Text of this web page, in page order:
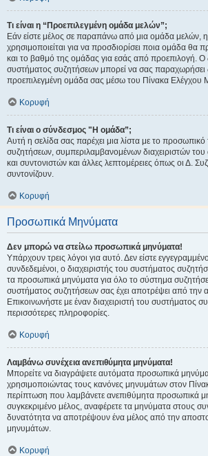
Τι είναι η “Προεπιλεγμένη ομάδα μελών”;
Εάν είστε μέλος σε παραπάνω από μια ομάδα μελών,
χρησιμοποιείται για να προσδιορίσει ποια ομάδα θα
και το βαθμό της ομάδας για εσάς από προεπιλογή. Ο
συστήματος συζητήσεων μπορεί να σας παραχωρήσει
προεπιλεγμένη ομάδα σας μέσω του Πίνακα Ελέγχου
Κορυφή
Τι είναι ο σύνδεσμος "Η ομάδα”;
Αυτή η σελίδα σας παρέχει μια λίστα με το
συζητήσεων, συμπεριλαμβανομένων διαχειριστών
και συντονιστών και άλλες λεπτομέρειες όπως οι Δ.
συντονίζουν.
Κορυφή
Προσωπικά Μηνύματα
Δεν μπορώ να στείλω προσωπικά μηνύματα!
Υπάρχουν τρεις λόγοι για αυτό. Δεν είστε
συνδεδεμένοι, ο διαχειριστής του συστήματος
τα προσωπικά μηνύματα για όλο το σύστημα
συστήματος συζητήσεων σας έχει αποτρέψει από
Επικοινωνήστε με έναν διαχειριστή του συστήματος
περισσότερες πληροφορίες.
Κορυφή
Λαμβάνω συνέχεια ανεπιθύμητα μηνύματα!
Μπορείτε να διαγράψετε αυτόματα προσωπικά
χρησιμοποιώντας τους κανόνες μηνυμάτων στον
περίπτωση που λαμβάνετε ανεπιθύμητα προσωπικά
συγκεκριμένο μέλος, αναφέρετε τα μηνύματα στους
δυνατότητα να αποτρέψουν ένα μέλος από την
μηνυμάτων.
Κορυφή